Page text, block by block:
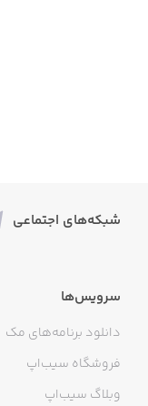
شبکه‌های اجتماعی
سرویس‌ها
دانلود برنامه‌های مک
فروشگاه سیب‌اپ
وبلاگ سیب‌اپ